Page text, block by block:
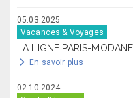
05.03.2025
Vacances & Voyages
LA LIGNE PARIS-
En savoir plus
02.10.2024